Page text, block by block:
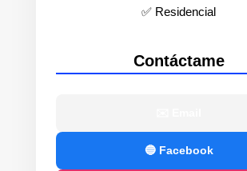
✅ Residencial
Contáctame
🔵 Facebook